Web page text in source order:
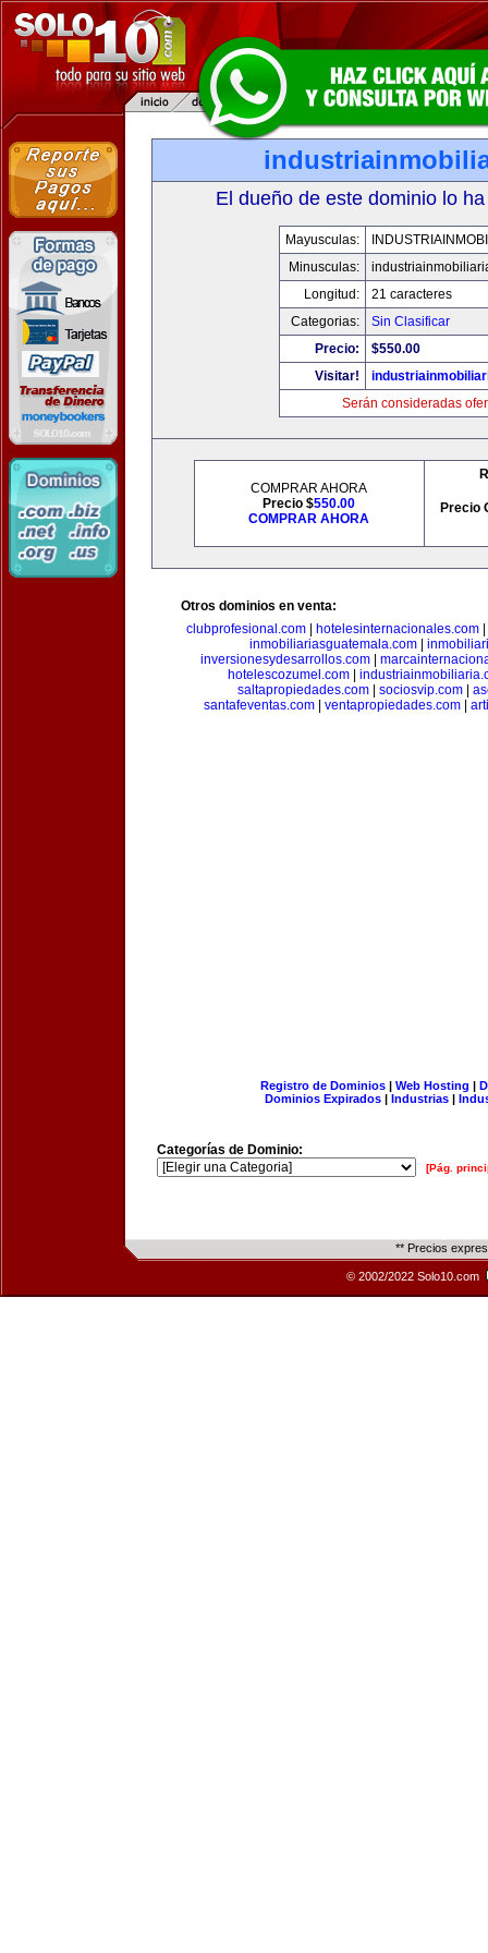
El dueño de este dominio lo
Mayusculas:
Minusculas:
Longitud:
21 caracteres
Categorias:
Sin Clasificar
Precio:
$550.00
Visitar!
Serán consideradas
COMPRAR AHORA
Precio $550.00
COMPRAR AHORA
Precio
Otros dominios en venta:
clubprofesional.com
hotelesinternacionales.com
inmobiliariasguatemala.com
inversionesydesarrollos.com|
hotelescozumel.com
saltapropiedades.com| sociosvip.com|
santafeventas.com| ventapropiedades.com|
Registro de Dominios| Web Hosting |
Dominios Expirados | Industrias |
Categorías de Dominio:
[Pág.
** Precios
© 2002/2022 Solo10.com